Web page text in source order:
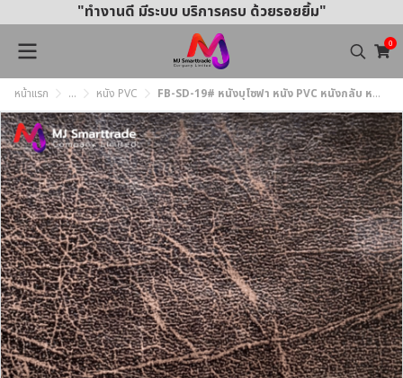
"ทำงานดี มีระบบ บริการครบ ด้วยรอยยิ้ม"
0
หน้าแรก ... หนัง PVC FB-SD-19# หนังบุโซฟา หนัง PVC หนังกลับ หนังช้าง หน้ากว้าง 145 ซม.